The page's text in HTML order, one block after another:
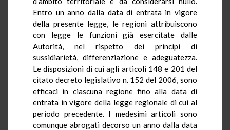
Entro un anno dalla data di entrata in vigore
della presente legge, le regioni attribuiscono
con legge le funzioni già esercitate dalle
Autorità, nel rispetto dei princípi di
sussidiarietà, differenziazione e adeguatezza.
Le disposizioni di cui agli articoli 148 e 201 del
citato decreto legislativo n. 152 del 2006, sono
efficaci in ciascuna regione fino alla data di
entrata in vigore della legge regionale di cui al
periodo precedente. I medesimi articoli sono
comunque abrogati decorso un anno dalla data